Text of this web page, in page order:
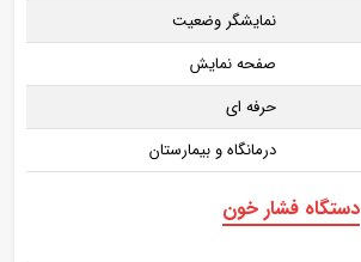
نمایشگر وضعیت
صفحه نمایش
حرفه ای
درمانگاه و بیمارستان
دستگاه فشار خون